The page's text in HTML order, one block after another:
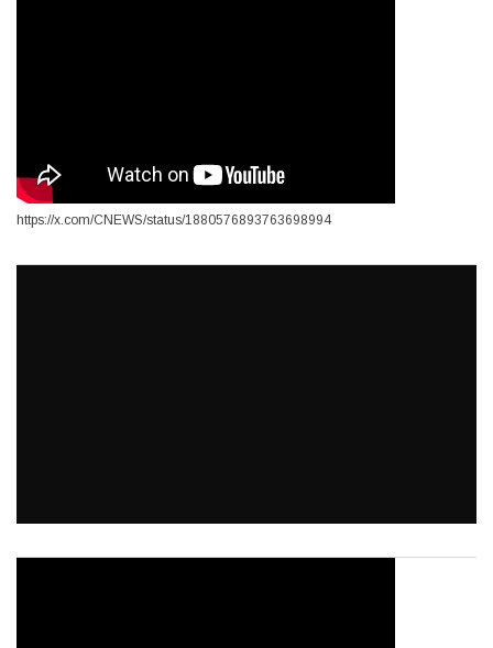
https://x.com/CNEWS/status/1880576893763698994